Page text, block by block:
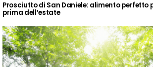
Prosciutto di San Daniele: alimento perfetto
prima dell’estate